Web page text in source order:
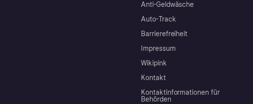
Anti-Geldwäsche
Auto-Track
Barrierefreiheit
Impressum
Wikipink
Kontakt
Kontaktinformationen für
Behörden